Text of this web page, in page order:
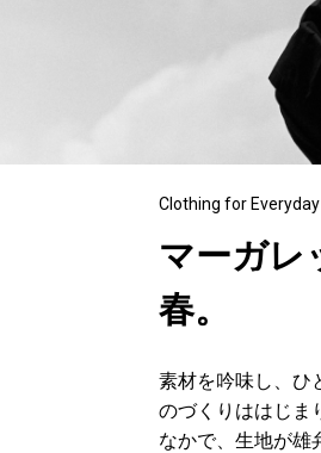
Clothing for
マーガレ
春。
素材を吟味し、ひ
のづくりははじま
なかで、生地が雄